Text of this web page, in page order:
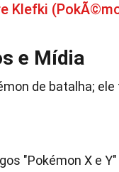
Klefki
e Mídia
de batalha;
"Pokémon X e